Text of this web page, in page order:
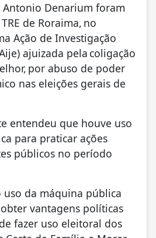
Antonio Denarium foram
de Roraima, no
Ação de Investigação
ajuizada pela coligação
por abuso de poder
nas eleições gerais de
entendeu que houve uso
para praticar ações
públicos no período
uso da máquina pública
vantagens políticas
fazer uso eleitoral dos